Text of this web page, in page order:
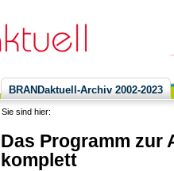
BRANDaktuell-Archiv 2002-2023
Sie sind hier:
Das Programm zur
komplett